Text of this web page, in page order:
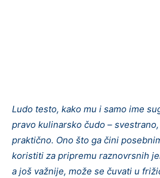
Ludo testo, kako mu i samo ime
pravo kulinarsko čudo – svestrano,
praktično. Ono što ga čini
koristiti za pripremu raznovrsnih
a još važnije, može se čuvati u